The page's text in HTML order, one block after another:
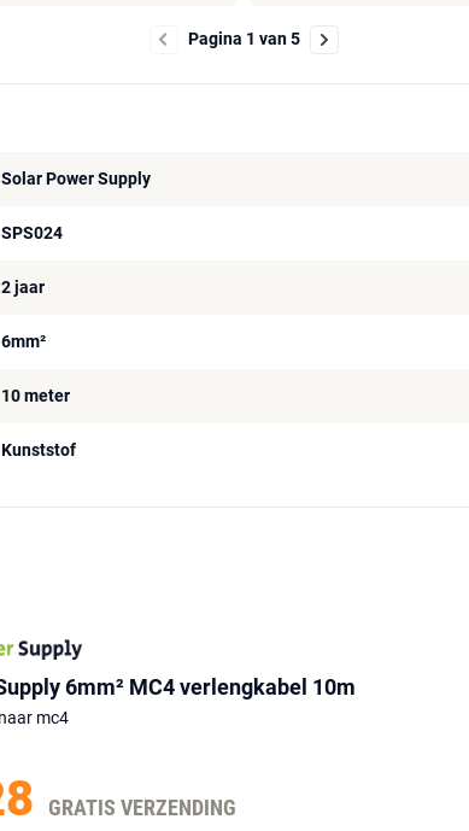
Pagina 1 van 5
Solar Power Supply
SPS024
2 jaar
6mm²
10 meter
Kunststof
6mm² MC4 verlengkabel 10m
mc4
GRATIS VERZENDING